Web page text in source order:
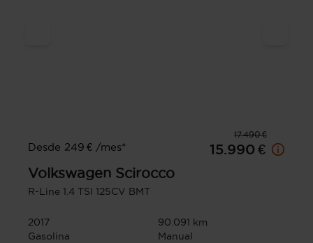
17.490 €
Desde 249 € /mes*
15.990 €
Volkswagen Scirocco
R-Line 1.4 TSI 125CV BMT
2017
90.091 km
Gasolina
Manual